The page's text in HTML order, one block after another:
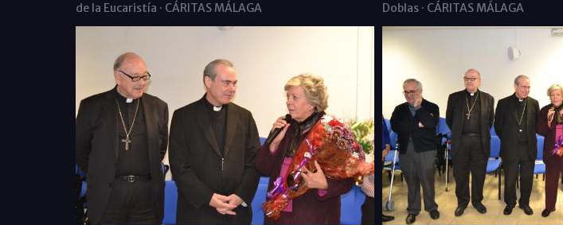
de la Eucaristía · CÁRITAS MÁLAGA
Doblas · CÁRITAS MÁLAGA